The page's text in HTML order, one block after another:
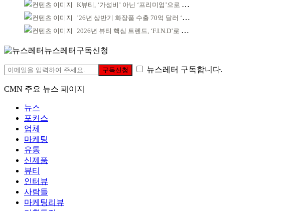
K뷰티, ‘가성비’ 아닌 ‘프리미엄’으로 승부걸어야
’26년 상반기 화장품 수출 70억 달러 ‘역대 최고’
2026년 뷰티 핵심 트렌드, ‘F.I.N.D’로 읽는다
뉴스레터구독신청
구독신청 뉴스레터 구독합니다.
CMN 주요 뉴스 페이지
뉴스
포커스
업체
마케팅
유통
신제품
뷰티
인터뷰
사람들
마케팅리뷰